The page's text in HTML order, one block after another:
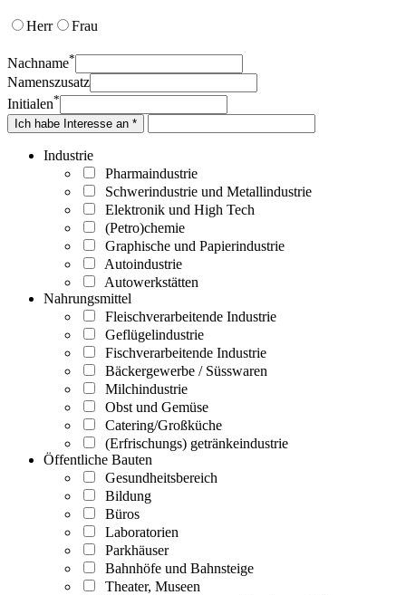
Herr Frau
Nachname*
Namenszusatz
Initialen*
Ich habe Interesse an *
Industrie
Pharmaindustrie
Schwerindustrie und Metallindustrie
Elektronik und High Tech
(Petro)chemie
Graphische und Papierindustrie
Autoindustrie
Autowerkstätten
Nahrungsmittel
Fleischverarbeitende Industrie
Geflügelindustrie
Fischverarbeitende Industrie
Bäckergewerbe / Süsswaren
Milchindustrie
Obst und Gemüse
Catering/Großküche
(Erfrischungs) getränkeindustrie
Öffentliche Bauten
Gesundheitsbereich
Bildung
Büros
Laboratorien
Parkhäuser
Bahnhöfe und Bahnsteige
Theater, Museen